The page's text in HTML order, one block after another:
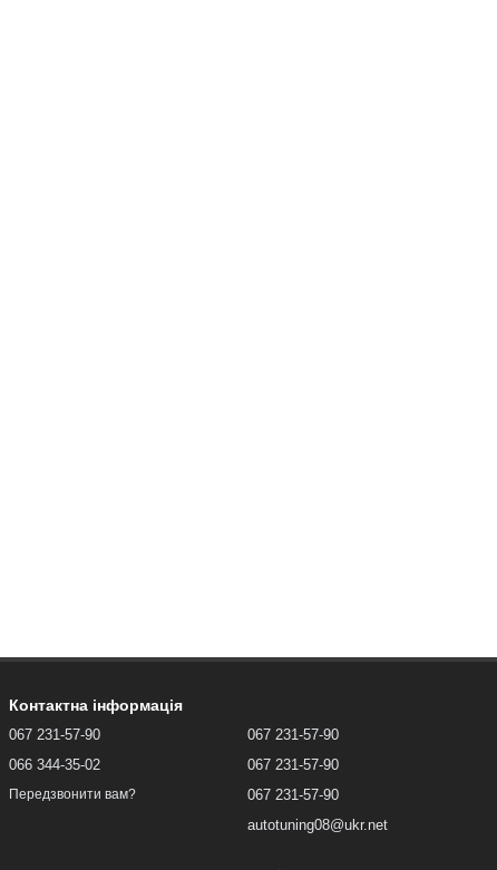
Контактна інформація
067 231-57-90
066 344-35-02
Передзвонити вам?
067 231-57-90
067 231-57-90
067 231-57-90
autotuning08@ukr.net